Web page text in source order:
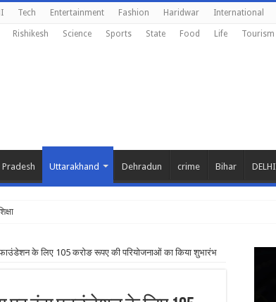
Tech Entertainment Fashion Haridwar International
Rishikesh Science Sports State Food Life Tourism
Uttarakhand Dehradun crime Bihar DELHI
नीति के अनुरू
के लिए 105 करोङ रूपए की परियोजनाओं का किया शुभारंभ